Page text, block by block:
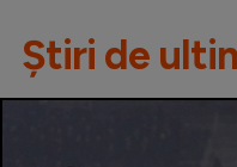
Știri de